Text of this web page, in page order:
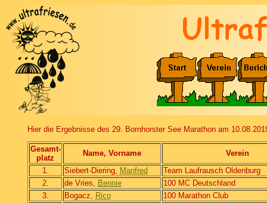
Hier die Ergebnisse des 29. Bornhorster See Marathon am
Gesamt-
platz
Name, Vorname
Verein
1.
Siebert-Diering, Manfred
Team Laufrausch Oldenburg
2.
de Vries, Bennie
100 MC Deutschland
3.
Bogacz, Rico
100 Marathon Club